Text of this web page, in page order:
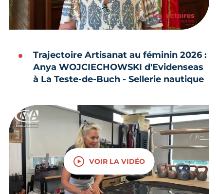
Trajectoire Artisanat au féminin 2026 :
Anya WOJCIECHOWSKI d'Evidenseas
à La Teste-de-Buch - Sellerie nautique
VOIR LA VIDÉO